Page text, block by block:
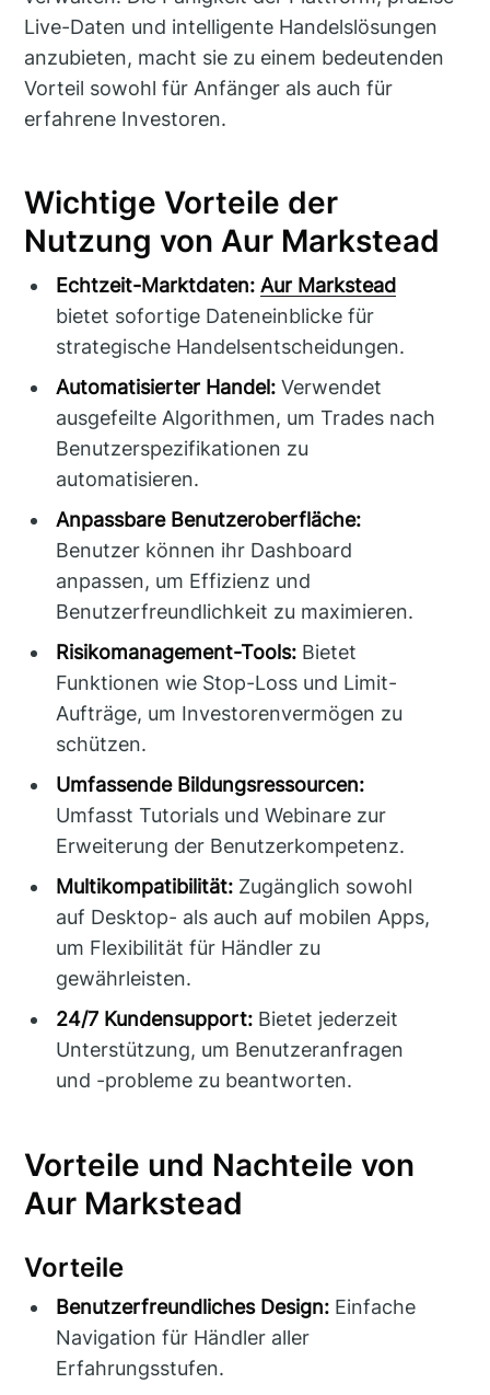
Live-Daten und intelligente Handelslösungen
anzubieten, macht sie zu einem bedeutenden
Vorteil sowohl für Anfänger als auch für
erfahrene Investoren.
Wichtige Vorteile der
Nutzung von Aur Markstead
Echtzeit-Marktdaten: Aur Markstead
bietet sofortige Dateneinblicke für
strategische Handelsentscheidungen.
Automatisierter Handel: Verwendet
ausgefeilte Algorithmen, um Trades nach
Benutzerspezifikationen zu
automatisieren.
Anpassbare Benutzeroberfläche:
Benutzer können ihr Dashboard
anpassen, um Effizienz und
Benutzerfreundlichkeit zu maximieren.
Risikomanagement-Tools: Bietet
Funktionen wie Stop-Loss und Limit-
Aufträge, um Investorenvermögen zu
schützen.
Umfassende Bildungsressourcen:
Umfasst Tutorials und Webinare zur
Erweiterung der Benutzerkompetenz.
Multikompatibilität: Zugänglich sowohl
auf Desktop- als auch auf mobilen Apps,
um Flexibilität für Händler zu
gewährleisten.
24/7 Kundensupport: Bietet jederzeit
Unterstützung, um Benutzeranfragen
und -probleme zu beantworten.
Vorteile und Nachteile von
Aur Markstead
Vorteile
Benutzerfreundliches Design: Einfache
Navigation für Händler aller
Erfahrungsstufen.